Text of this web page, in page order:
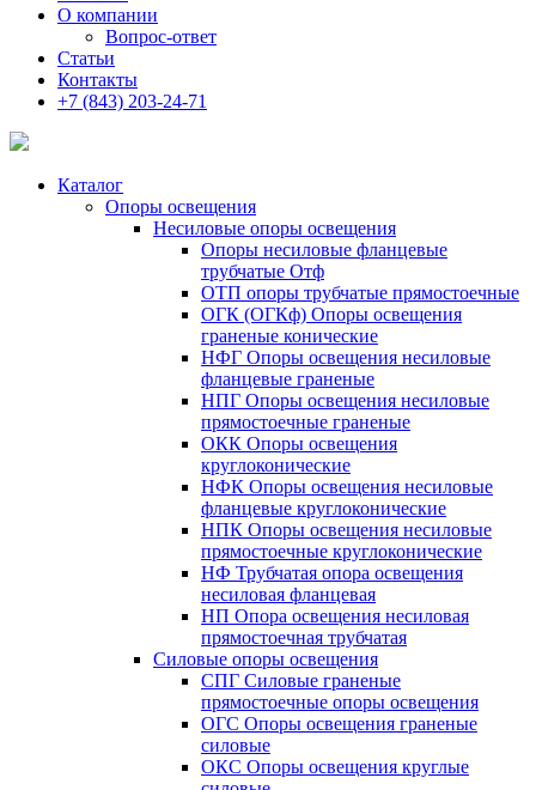
О компании
Вопрос-ответ
Статьи
Контакты
+7 (843) 203-24-71
Каталог
Опоры освещения
Несиловые опоры освещения
Опоры несиловые фланцевые
трубчатые Отф
ОТП опоры трубчатые прямостоечные
ОГК (ОГКф) Опоры освещения
граненые конические
НФГ Опоры освещения несиловые
фланцевые граненые
НПГ Опоры освещения несиловые
прямостоечные граненые
ОКК Опоры освещения
круглоконические
НФК Опоры освещения несиловые
фланцевые круглоконические
НПК Опоры освещения несиловые
прямостоечные круглоконические
НФ Трубчатая опора освещения
несиловая фланцевая
НП Опора освещения несиловая
прямостоечная трубчатая
Силовые опоры освещения
СПГ Силовые граненые
прямостоечные опоры освещения
ОГС Опоры освещения граненые
силовые
ОКС Опоры освещения круглые